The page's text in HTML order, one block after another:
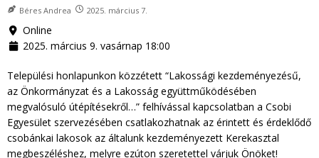
Béres Andrea 2025. március 7.
Online
2025. március 9. vasárnap 18:00
Települési honlapunkon közzétett “Lakossági kezdeményezésű,
az Önkormányzat és a Lakosság együttműködésében
megvalósuló útépítésekről…” felhívással kapcsolatban a Csobi
Egyesület szervezésében csatlakozhatnak az érintett és érdeklődő
csobánkai lakosok az általunk kezdeményezett Kerekasztal
megbeszéléshez, melyre ezúton szeretettel várjuk Önöket!